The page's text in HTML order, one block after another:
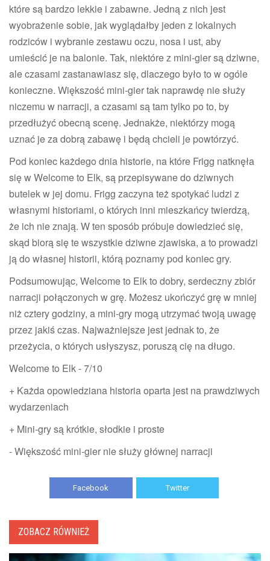
które są bardzo lekkie i zabawne. Jedną z nich jest
wyobrażenie sobie, jak wyglądałby jeden z lokalnych
rodziców i wybranie zestawu oczu, nosa i ust, aby
umieścić je na balonie. Tak, niektóre z mini-gier są dziwne,
ale czasami zastanawiasz się, dlaczego było to w ogóle
konieczne. Większość mini-gier tak naprawdę nie służy
niczemu w narracji, a czasami są tam tylko po to, by
przedłużyć obecną scenę. Jednakże, niektórzy mogą
uznać je za dobrą zabawę i będą chcieli je powtórzyć.
Pod koniec każdego dnia historie, na które Frigg natknęła
się w Welcome to Elk, są przepisywane do dziwnych
butelek w jej domu. Frigg zaczyna też spotykać ludzi z
własnymi historiami, o których inni mieszkańcy twierdzą,
że ich nie znają. W ten sposób próbuje dowiedzieć się,
skąd biorą się te wszystkie dziwne zjawiska, a to prowadzi
ją do własnej historii, którą poznamy pod koniec gry.
Podsumowując, Welcome to Elk to dobry, serdeczny zbiór
narracji połączonych w grę. Możesz ukończyć grę w mniej
niż cztery godziny, a mini-gry mogą utrzymać twoją uwagę
przez jakiś czas. Najważniejsze jest jednak to, że
przeżycia, o których usłyszysz, poruszą cię na długo.
Welcome to Elk - 7/10
+ Każda opowiedziana historia oparta jest na prawdziwych
wydarzeniach
+ Mini-gry są krótkie, słodkie i proste
- Większość mini-gier nie służy głównej narracji
Facebook Twitter
ZOBACZ RÓWNIEŻ